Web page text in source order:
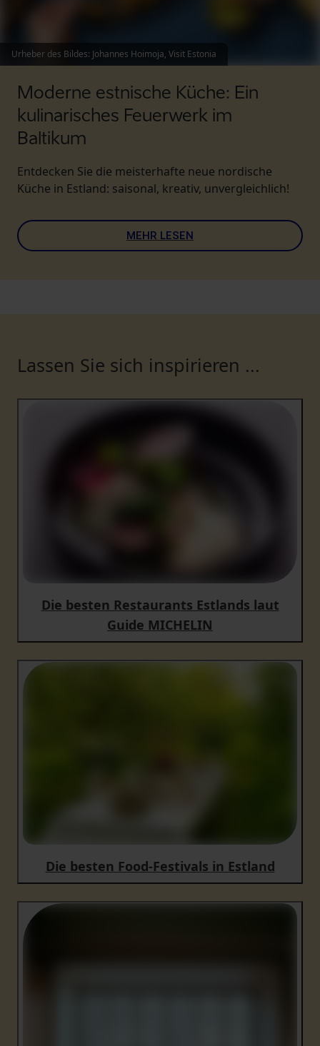
Urheber des Bildes: Johannes Hoimoja, Visit Estonia
Moderne estnische Küche: Ein
kulinarisches Feuerwerk im
Baltikum
Entdecken Sie die meisterhafte neue nordische
Küche in Estland: saisonal, kreativ, unvergleichlich!
MEHR LESEN
Lassen Sie sich inspirieren ...
Die besten Restaurants Estlands laut
Guide MICHELIN
Die besten Food-Festivals in Estland